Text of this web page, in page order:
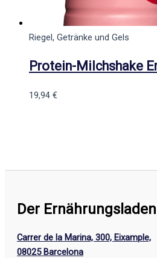
Riegel, Getränke und Gels
Protein-Milchshake
19,94 €
Der Ernährungsladen
Carrer de la Marina, 300, Eixample,
08025 Barcelona